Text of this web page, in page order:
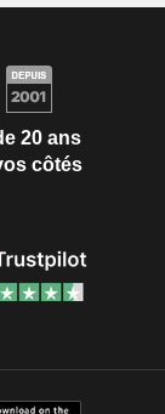
20 ans
côtés